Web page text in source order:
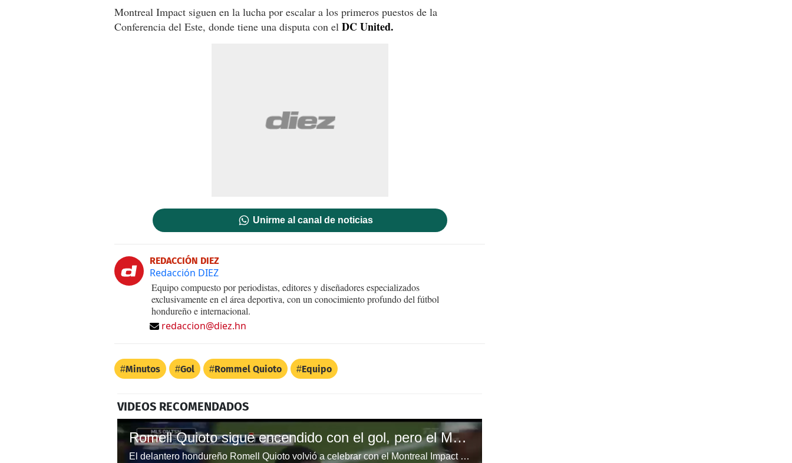
Montreal Impact siguen en la lucha por escalar a los primeros puestos de la
Conferencia del Este, donde tiene una disputa con el DC United.
Unirme al canal de noticias
REDACCIÓN DIEZ
Redacción DIEZ
Equipo compuesto por periodistas, editores y diseñadores especializados
exclusivamente en el área deportiva, con un conocimiento profundo del fútbol
hondureño e internacional.
redaccion@diez.hn
Minutos Gol Rommel Quioto Equipo
VIDEOS RECOMENDADOS
Romell Quioto sigue encendido con el gol, pero el Montreal Impact pierde ante el Vancouver
El delantero hondureño Romell Quioto volvió a celebrar con el Montreal Impact en la MLS.